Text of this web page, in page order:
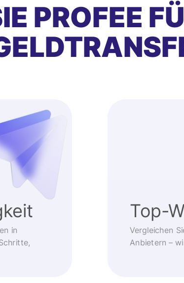
PROFEE
in
Top-
Vergleichen
Anbietern –